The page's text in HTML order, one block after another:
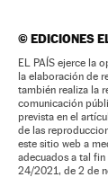
©EDICIONES
EL PAÍS ejerce la
la elaboración de
también realiza la
comunicación
prevista en el
de las
este sitio web a
adecuados a tal
24/2021, de 2 de